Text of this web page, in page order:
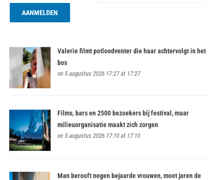
Valerie filmt potloodventer die haar achtervolgt in het
bos
on 5 augustus 2026 17:27 at 17:27
Films, bars en 2500 bezoekers bij festival, maar
milieuorganisatie maakt zich zorgen
on 5 augustus 2026 17:10 at 17:10
Man berooft negen bejaarde vrouwen, moet jaren de